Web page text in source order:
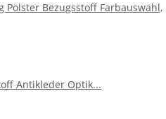
Bezugsstoff Farbauswahl,